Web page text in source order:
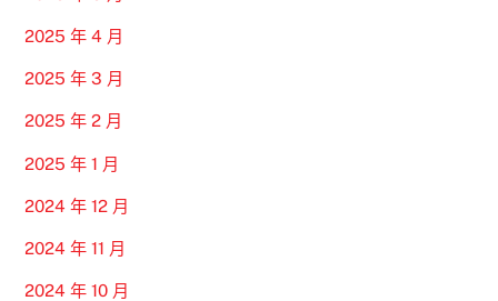
2025 年 4 月
2025 年 3 月
2025 年 2 月
2025 年 1 月
2024 年 12 月
2024 年 11 月
2024 年 10 月